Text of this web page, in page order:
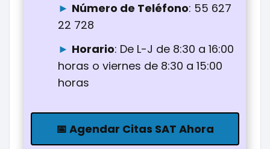
Número de Teléfono: 55 627
22 728
Horario: De L-J de 8:30 a 16:00
horas o viernes de 8:30 a 15:00
horas
📅 Agendar Citas SAT Ahora